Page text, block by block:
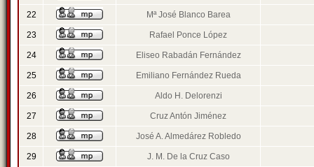
22 Mª José Blanco Barea
23 Rafael Ponce López
24 Eliseo Rabadán Fernández
25 Emiliano Fernández Rueda
26 Aldo H. Delorenzi
27 Cruz Antón Jiménez
28 José A. Almedárez Robledo
29 J. M. De la Cruz Caso